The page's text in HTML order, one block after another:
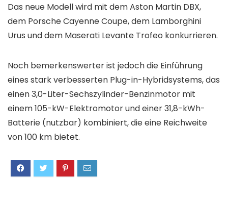
Das neue Modell wird mit dem Aston Martin DBX,
dem Porsche Cayenne Coupe, dem Lamborghini
Urus und dem Maserati Levante Trofeo konkurrieren.
Noch bemerkenswerter ist jedoch die Einführung
eines stark verbesserten Plug-in-Hybridsystems, das
einen 3,0-Liter-Sechszylinder-Benzinmotor mit
einem 105-kW-Elektromotor und einer 31,8-kWh-
Batterie (nutzbar) kombiniert, die eine Reichweite
von 100 km bietet.